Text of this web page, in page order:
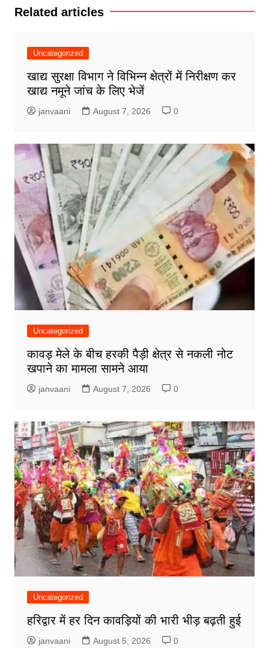
Related articles
Uncategorized
खाद्य सुरक्षा विभाग ने विभिन्न क्षेत्रों में निरीक्षण कर
खाद्य नमूने जांच के लिए भेजें
janvaani August 7, 2026 0
Uncategorized
कावड़ मेले के बीच हरकी पैड़ी क्षेत्र से नकली नोट
खपाने का मामला सामने आया
janvaani August 7, 2026 0
Uncategorized
हरिद्वार में हर दिन कावड़ियों की भारी भीड़ बढ़ती हुई
janvaani August 5, 2026 0